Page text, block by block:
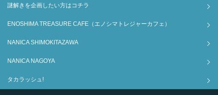
謎解きを企画したい方はコチラ
ENOSHIMA TREASURE CAFE（エノシマトレジャーカフェ）
NANICA SHIMOKITAZAWA
NANICA NAGOYA
タカラッシュ!